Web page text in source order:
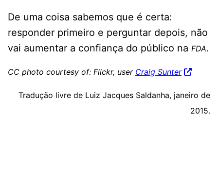
De uma coisa sabemos que é certa:
responder primeiro e perguntar depois, não
vai aumentar a confiança do público na FDA.
CC photo courtesy of: Flickr, user Craig Sunter
Tradução livre de Luiz Jacques Saldanha, janeiro de
2015.